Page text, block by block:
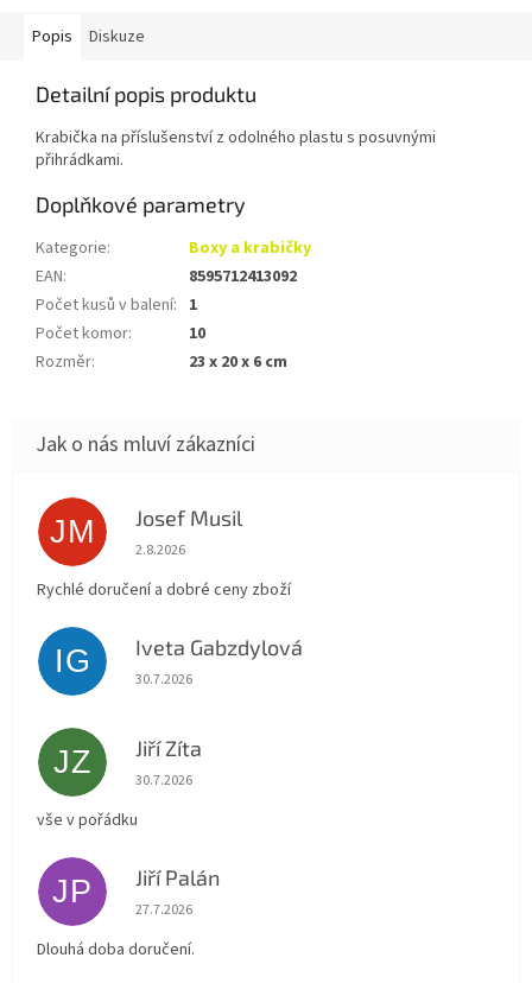
Popis Diskuze
Detailní popis produktu
Krabička na příslušenství z odolného plastu s posuvnými
přihrádkami.
Doplňkové parametry
Kategorie:
Boxy a krabičky
EAN:
8595712413092
Počet kusů v balení: 1
Počet komor:
10
Rozměr: 23 x 20 x 6 cm
JM Josef Musil
Hodnocení obchodu je 5 z 5 hvězdiček.
2.8.2026
Rychlé doručení a dobré ceny zboží
IG Iveta Gabzdylová
Hodnocení obchodu je 5 z 5 hvězdiček.
30.7.2026
JZ Jiří Zíta
Hodnocení obchodu je 5 z 5 hvězdiček.
30.7.2026
vše v pořádku
JP Jiří Palán
Hodnocení obchodu je 5 z 5 hvězdiček.
27.7.2026
Dlouhá doba doručení.